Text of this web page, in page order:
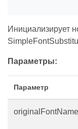
Инициализирует
Параметры:
Параметр
originalFontName